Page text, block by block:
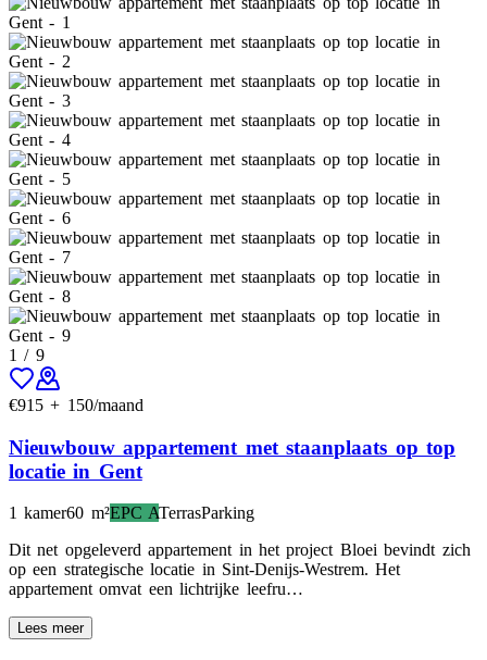
1 / 9
€915 + 150/maand
Nieuwbouw appartement met staanplaats op top
locatie in Gent
1 kamer60 m²EPC ATerrasParking
Dit net opgeleverd appartement in het project Bloei bevindt zich
op een strategische locatie in Sint-Denijs-Westrem. Het
appartement omvat een lichtrijke leefru…
Lees meer